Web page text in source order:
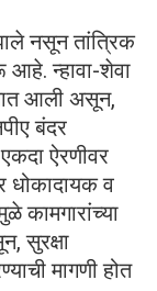
नसून तांत्रिक
आहे. न्हावा-शेवा
आली असून,
बंदर
ऐरणीवर
धोकादायक व
कामगारांच्या
सुरक्षा
मागणी होत